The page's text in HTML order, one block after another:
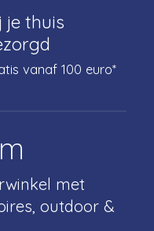
je thuis
vanaf 100 euro*
met
outdoor &